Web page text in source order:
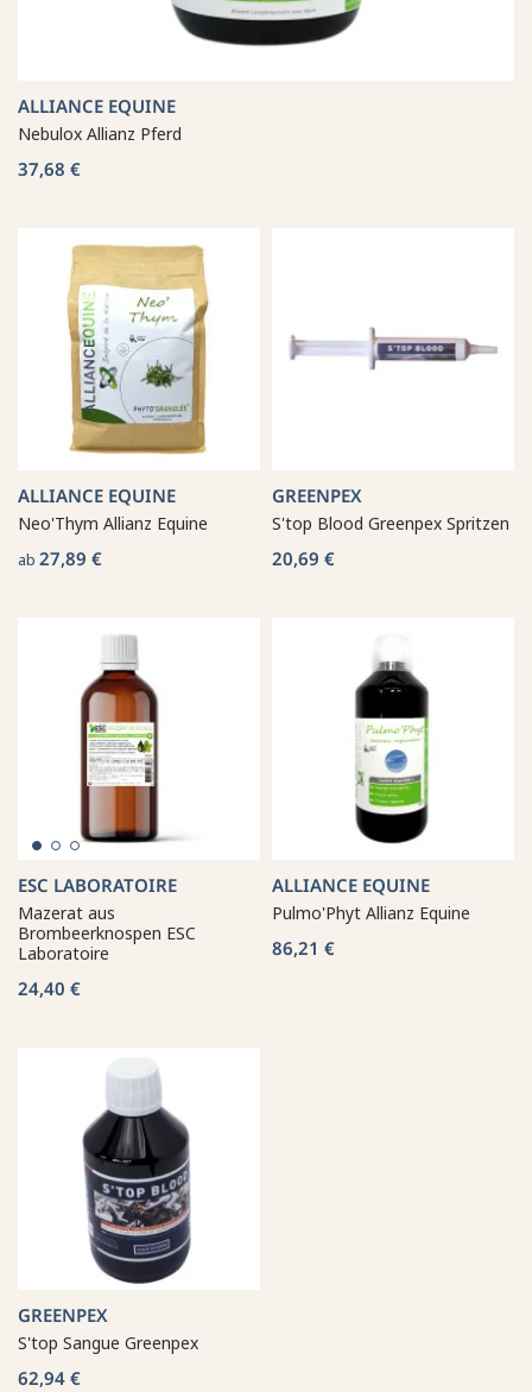
ALLIANCE EQUINE
Nebulox Allianz Pferd
37,68 €
ALLIANCE EQUINE
Neo'Thym Allianz Equine
ab 27,89 €
GREENPEX
S'top Blood Greenpex Spritzen
20,69 €
ESC LABORATOIRE
Mazerat aus
Brombeerknospen ESC
Laboratoire
24,40 €
ALLIANCE EQUINE
Pulmo'Phyt Allianz Equine
86,21 €
GREENPEX
S'top Sangue Greenpex
62,94 €